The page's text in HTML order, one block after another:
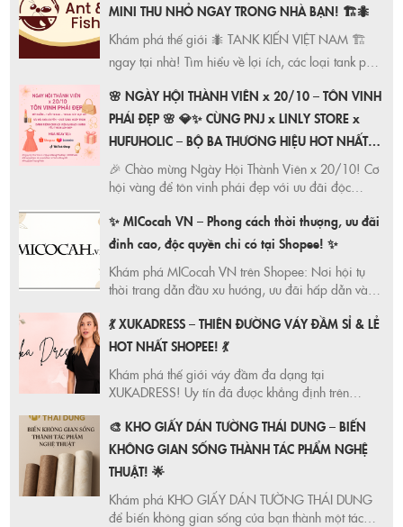
MINI THU NHỎ NGAY TRONG NHÀ BẠN! 🏗️🐜
Khám phá thế giới 🐜 TANK KIẾN VIỆT NAM 🏗️
ngay tại nhà! Tìm hiểu về lợi ích, các loại tank phổ
không gian giáo dục & giải trí độc đáo!
🌸 NGÀY HỘI THÀNH VIÊN x 20/10 – TÔN VINH
PHÁI ĐẸP 🌸 💎✨ CÙNG PNJ x LINLY STORE x
HUFUHOLIC – BỘ BA THƯƠNG HIỆU HOT NHẤT
SHOPEE HỘI TỤ! ✨💎 🌟 VÀ ĐẶC BIỆT DÀNH
RIÊNG CHO TÍN ĐỒ GIA DỤNG THANH VÂN
🎉 Chào mừng Ngày Hội Thành Viên x 20/10! Cơ
hội vàng để tôn vinh phái đẹp với ưu đãi độc
Vân Kitchen. Mua sắm thả ga, nhận quà liền tay!
Duy nhất trong năm!
✨ MICocah VN – Phong cách thời thượng, ưu đãi
đỉnh cao, độc quyền chỉ có tại Shopee! ✨
Khám phá MICocah VN trên Shopee: Nơi hội tụ
thời trang dẫn đầu xu hướng, ưu đãi hấp dẫn và
lợi, tận hưởng dịch vụ chăm sóc khách hàng chu
đáo.
💃 XUKADRESS – THIÊN ĐƯỜNG VÁY ĐẦM SỈ & LẺ
HOT NHẤT SHOPEE! 💃
Khám phá thế giới váy đầm đa dạng tại
XUKADRESS! Uy tín đã được khẳng định trên
người, giúp bạn tự tin và xinh đẹp hơn mỗi ngày.
🎨 KHO GIẤY DÁN TƯỜNG THÁI DUNG – BIẾN
KHÔNG GIAN SỐNG THÀNH TÁC PHẨM NGHỆ
THUẬT! 🌟
Khám phá KHO GIẤY DÁN TƯỜNG THÁI DUNG
để biến không gian sống của bạn thành một tác